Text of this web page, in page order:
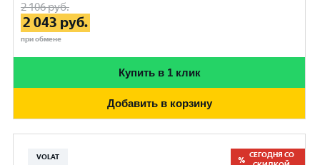
2 106руб.
2 043 руб.
при обмене
Купить в 1 клик
Добавить в корзину
VOLAT
СЕГОДНЯ СО